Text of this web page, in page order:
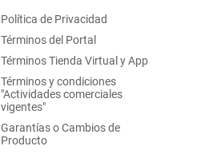
Política de Privacidad
Términos del Portal
Términos Tienda Virtual y App
Términos y condiciones
"Actividades comerciales
vigentes"
Garantías o Cambios de
Producto